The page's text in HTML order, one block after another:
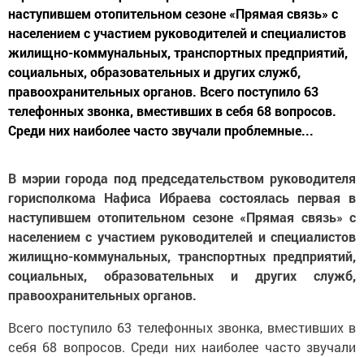
наступившем отопительном сезоне «Прямая связь» с
населением с участием руководителей и специалистов
жилищно-коммунальных, транспортных предприятий,
социальных, образовательных и других служб,
правоохранительных органов. Всего поступило 63
телефонных звонка, вместивших в себя 68 вопросов.
Среди них наиболее часто звучали проблемные...
В мэрии города под председательством руководителя
горисполкома Нафиса Ибраева состоялась первая в
наступившем отопительном сезоне «Прямая связь» с
населением с участием руководителей и специалистов
жилищно-коммунальных, транспортных предприятий,
социальных, образовательных и других служб,
правоохранительных органов.
Всего поступило 63 телефонных звонка, вместивших в
себя 68 вопросов. Среди них наиболее часто звучали